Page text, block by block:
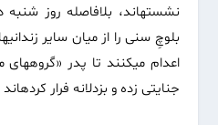
نشسته‏اند، بلافاصله روز شنبه
بلوچِ سنی را از میان سایر
اعدام می‏کنند تا پدر
جنایتی زده و بزدلانه فرار